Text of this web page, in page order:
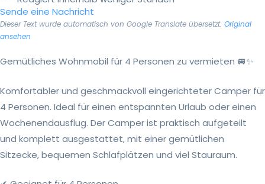
Sende eine Nachricht
Dieser Text wurde automatisch von Google Translate übersetzt. Original
ansehen
Gemütliches Wohnmobil für 4 Personen zu vermieten 🚐✨
Komfortabler und geschmackvoll eingerichteter Camper für
4 Personen. Ideal für einen entspannten Urlaub oder einen
Wochenendausflug. Der Camper ist praktisch aufgeteilt
und komplett ausgestattet, mit einer gemütlichen
Sitzecke, bequemen Schlafplätzen und viel Stauraum.